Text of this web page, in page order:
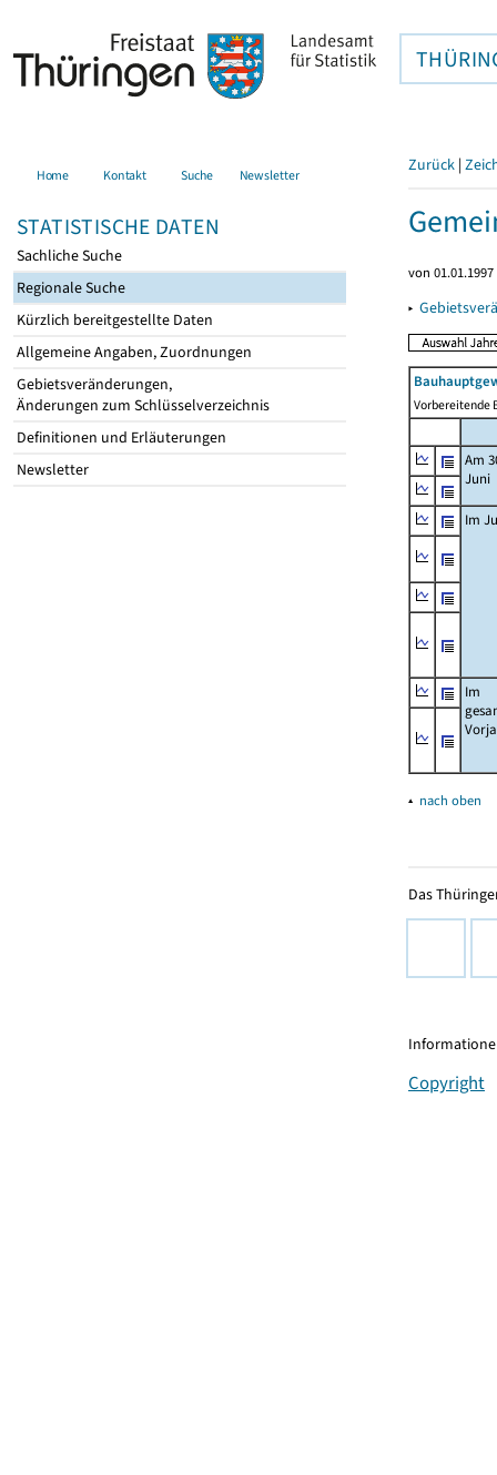
Home Kontakt Suche Newsletter
STATISTISCHE DATEN
Sachliche Suche
Regionale Suche
Kürzlich bereitgestellte Daten
Allgemeine Angaben, Zuordnungen
Gebietsveränderungen,
Änderungen zum Schlüsselverzeichnis
Definitionen und Erläuterungen
Newsletter
Zurück |
von
▸
Vorbereitende
Am
Juni
Im
Im
▴ nach oben
Das
Copyright